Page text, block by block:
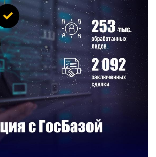
Смотреть проект